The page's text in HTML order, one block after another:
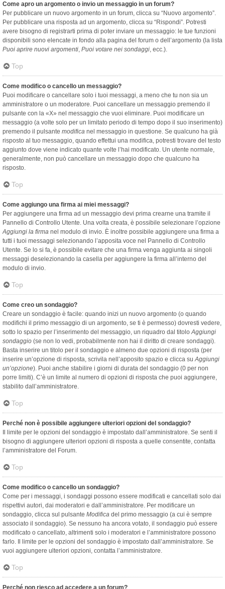
Come apro un argomento o invio un messaggio in un forum?
Per pubblicare un nuovo argomento in un forum, clicca su “Nuovo argomento”.
Per pubblicare una risposta ad un argomento, clicca su “Rispondi”. Potresti
avere bisogno di registrarti prima di poter inviare un messaggio: le tue funzioni
disponibili sono elencate in fondo alla pagina del forum o dell’argomento (la lista
Puoi aprire nuovi argomenti, Puoi votare nei sondaggi, ecc.).
Top
Come modifico o cancello un messaggio?
Puoi modificare o cancellare solo i tuoi messaggi, a meno che tu non sia un
amministratore o un moderatore. Puoi cancellare un messaggio premendo il
pulsante con la «X» nel messaggio che vuoi eliminare. Puoi modificare un
messaggio (a volte solo per un limitato periodo di tempo dopo il suo inserimento)
premendo il pulsante modifica nel messaggio in questione. Se qualcuno ha già
risposto al tuo messaggio, quando effettui una modifica, potresti trovare del testo
aggiunto dove viene indicato quante volte l’hai modificato. Un utente normale,
generalmente, non può cancellare un messaggio dopo che qualcuno ha
risposto.
Top
Come aggiungo una firma ai miei messaggi?
Per aggiungere una firma ad un messaggio devi prima crearne una tramite il
Pannello di Controllo Utente. Una volta creata, è possibile selezionare l’opzione
Aggiungi la firma nel modulo di invio. È inoltre possibile aggiungere una firma a
tutti i tuoi messaggi selezionando l’apposita voce nel Pannello di Controllo
Utente. Se lo si fa, è possibile evitare che una firma venga aggiunta ai singoli
messaggi deselezionando la casella per aggiungere la firma all’interno del
modulo di invio.
Top
Come creo un sondaggio?
Creare un sondaggio è facile: quando inizi un nuovo argomento (o quando
modifichi il primo messaggio di un argomento, se ti è permesso) dovresti vedere,
sotto lo spazio per l’inserimento del messaggio, un riquadro dal titoloAggiungi
sondaggio (se non lo vedi, probabilmente non hai il diritto di creare sondaggi).
Basta inserire un titolo per il sondaggio e almeno due opzioni di risposta (per
inserire un’opzione di risposta, scrivila nell’apposito spazio e clicca suAggiungi
un’opzione). Puoi anche stabilire i giorni di durata del sondaggio (0 per non
porre limiti). C’è un limite al numero di opzioni di risposta che puoi aggiungere,
stabilito dall’amministratore.
Top
Perché non è possibile aggiungere ulteriori opzioni del sondaggio?
Il limite per le opzioni del sondaggio è impostato dall’amministratore. Se senti il
bisogno di aggiungere ulteriori opzioni di risposta a quelle consentite, contatta
l’amministratore del Forum.
Top
Come modifico o cancello un sondaggio?
Come per i messaggi, i sondaggi possono essere modificati e cancellati solo dai
rispettivi autori, dai moderatori e dall’amministratore. Per modificare un
sondaggio, clicca sul pulsante Modifica del primo messaggio (a cui è sempre
associato il sondaggio). Se nessuno ha ancora votato, il sondaggio può essere
modificato o cancellato, altrimenti solo i moderatori e l’amministratore possono
farlo. Il limite per le opzioni del sondaggio è impostato dall’amministratore. Se
vuoi aggiungere ulteriori opzioni, contatta l’amministratore.
Top
Perché non riesco ad accedere a un forum?